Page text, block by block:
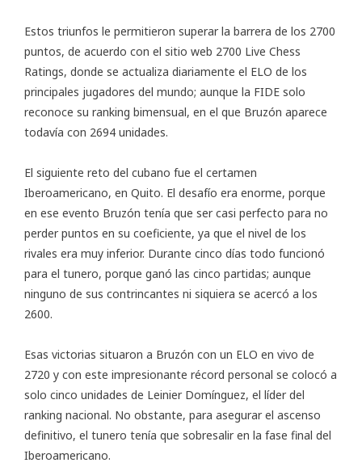
Estos triunfos le permitieron superar la barrera de los 2700
puntos, de acuerdo con el sitio web 2700 Live Chess
Ratings, donde se actualiza diariamente el ELO de los
principales jugadores del mundo; aunque la FIDE solo
reconoce su ranking bimensual, en el que Bruzón aparece
todavía con 2694 unidades.
El siguiente reto del cubano fue el certamen
Iberoamericano, en Quito. El desafío era enorme, porque
en ese evento Bruzón tenía que ser casi perfecto para no
perder puntos en su coeficiente, ya que el nivel de los
rivales era muy inferior. Durante cinco días todo funcionó
para el tunero, porque ganó las cinco partidas; aunque
ninguno de sus contrincantes ni siquiera se acercó a los
2600.
Esas victorias situaron a Bruzón con un ELO en vivo de
2720 y con este impresionante récord personal se colocó a
solo cinco unidades de Leinier Domínguez, el líder del
ranking nacional. No obstante, para asegurar el ascenso
definitivo, el tunero tenía que sobresalir en la fase final del
Iberoamericano.